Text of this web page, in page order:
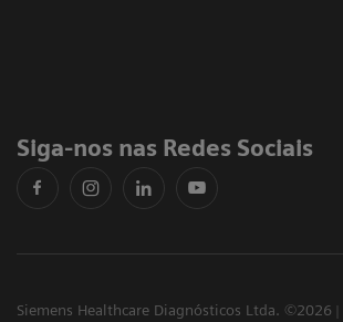
Siga-nos nas Redes Sociais
Siemens Healthcare Diagnósticos Ltda. ©2026